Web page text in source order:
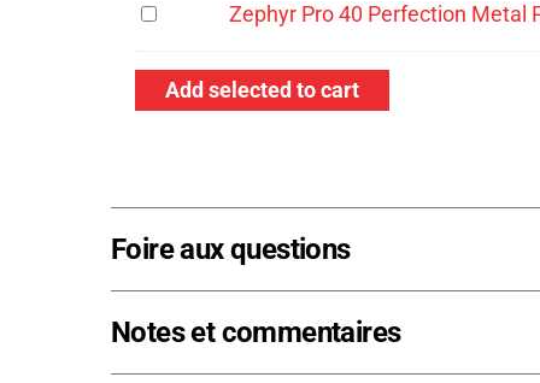
rangement
Tôle
de
boîte
Zephyr
Pro
Perfection
Signature
Series
16
Zephyr Pro 40 Perfection Metal
Add selected to cart
Foire aux questions
Notes et commentaires